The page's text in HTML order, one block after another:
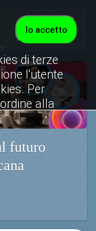
futuro
Io accetto
di terze
l'utente
Per
alla